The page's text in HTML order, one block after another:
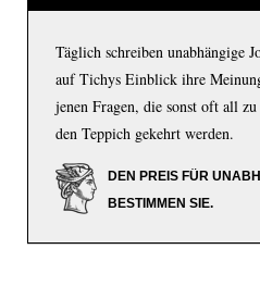
Täglich schreiben unabhängige
auf Tichys Einblick ihre
jenen Fragen, die sonst oft all
den Teppich gekehrt werden.
DEN PREIS FÜR
BESTIMMEN SIE.